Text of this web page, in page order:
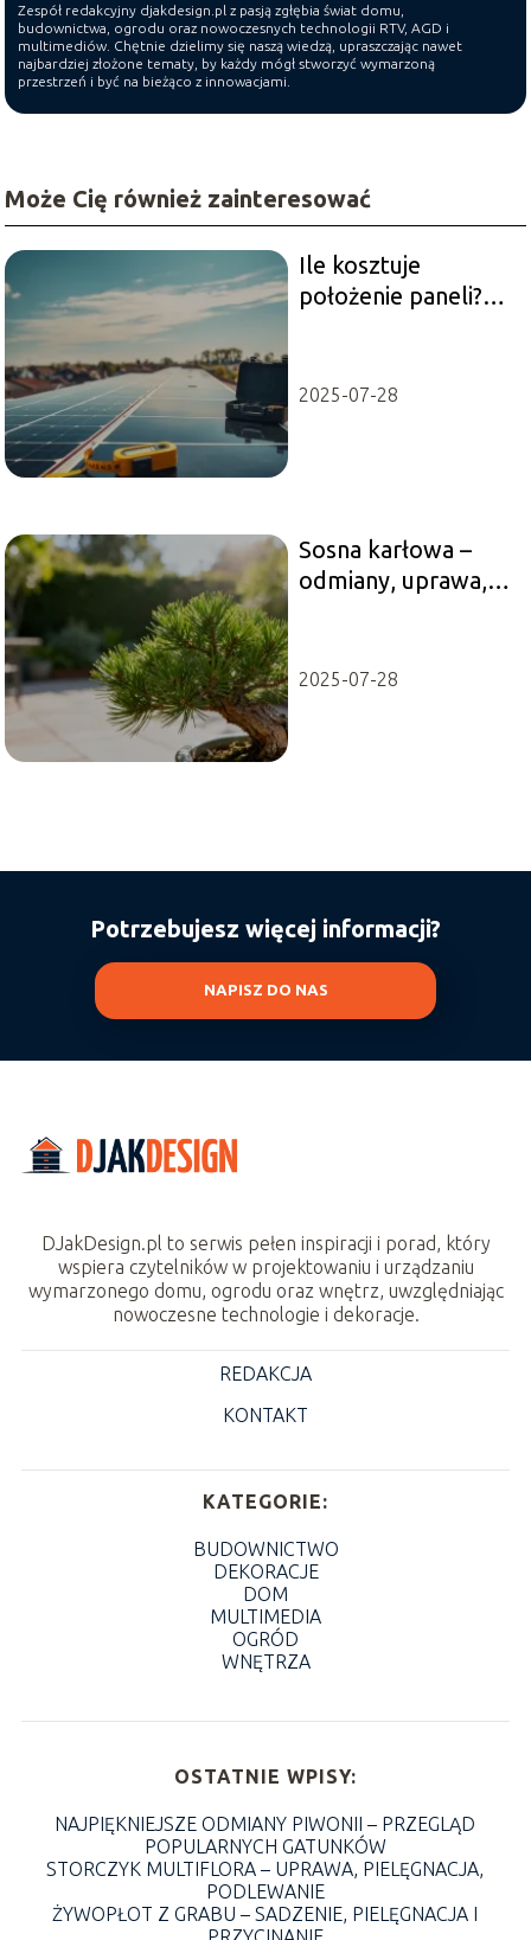
Zespół redakcyjny djakdesign.pl z pasją zgłębia świat domu,
budownictwa, ogrodu oraz nowoczesnych technologii RTV, AGD i
multimediów. Chętnie dzielimy się naszą wiedzą, upraszczając nawet
najbardziej złożone tematy, by każdy mógł stworzyć wymarzoną
przestrzeń i być na bieżąco z innowacjami.
Może Cię również zainteresować
Ile kosztuje
położenie paneli?
2025-07-28
Sosna karłowa –
odmiany, uprawa,
2025-07-28
Potrzebujesz więcej informacji?
NAPISZ DO NAS
DJakDesign.pl to serwis pełen inspiracji i porad, który
wspiera czytelników w projektowaniu i urządzaniu
wymarzonego domu, ogrodu oraz wnętrz, uwzględniając
nowoczesne technologie i dekoracje.
REDAKCJA
KONTAKT
KATEGORIE:
BUDOWNICTWO
DEKORACJE
DOM
MULTIMEDIA
OGRÓD
WNĘTRZA
OSTATNIE WPISY:
NAJPIĘKNIEJSZE ODMIANY PIWONII – PRZEGLĄD
POPULARNYCH GATUNKÓW
STORCZYK MULTIFLORA – UPRAWA, PIELĘGNACJA,
PODLEWANIE
ŻYWOPŁOT Z GRABU – SADZENIE, PIELĘGNACJA I